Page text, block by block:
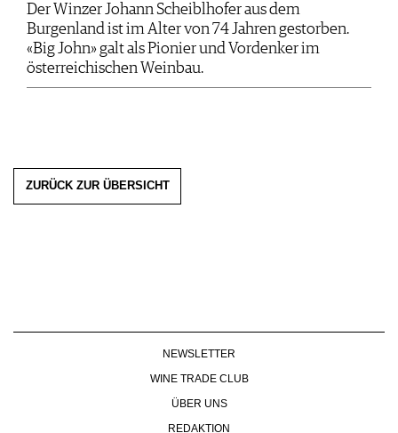
Der Winzer Johann Scheiblhofer aus dem
Burgenland ist im Alter von 74 Jahren gestorben.
«Big John» galt als Pionier und Vordenker im
österreichischen Weinbau.
ZURÜCK ZUR ÜBERSICHT
NEWSLETTER
WINE TRADE CLUB
ÜBER UNS
REDAKTION